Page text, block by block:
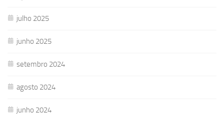
julho 2025
junho 2025
setembro 2024
agosto 2024
junho 2024